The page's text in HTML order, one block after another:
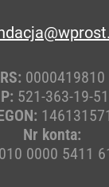
0000419810
521-363-19-51
Nr konta:
0000 5411